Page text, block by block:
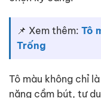
📌 Xem thêm: Tô
Trống
Tô màu không chỉ
năng cầm bút, tư